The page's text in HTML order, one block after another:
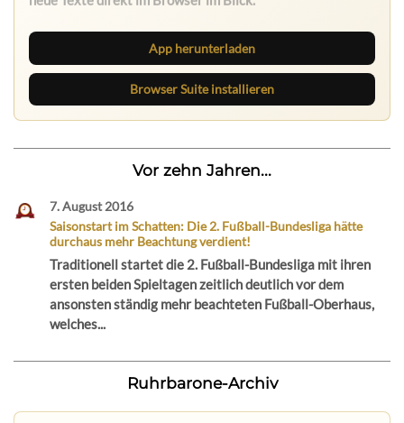
App herunterladen
Browser Suite installieren
Vor zehn Jahren...
7. August 2016
Saisonstart im Schatten: Die 2. Fußball-Bundesliga hätte
durchaus mehr Beachtung verdient!
Traditionell startet die 2. Fußball-Bundesliga mit ihren
ersten beiden Spieltagen zeitlich deutlich vor dem
ansonsten ständig mehr beachteten Fußball-Oberhaus,
welches...
Ruhrbarone-Archiv